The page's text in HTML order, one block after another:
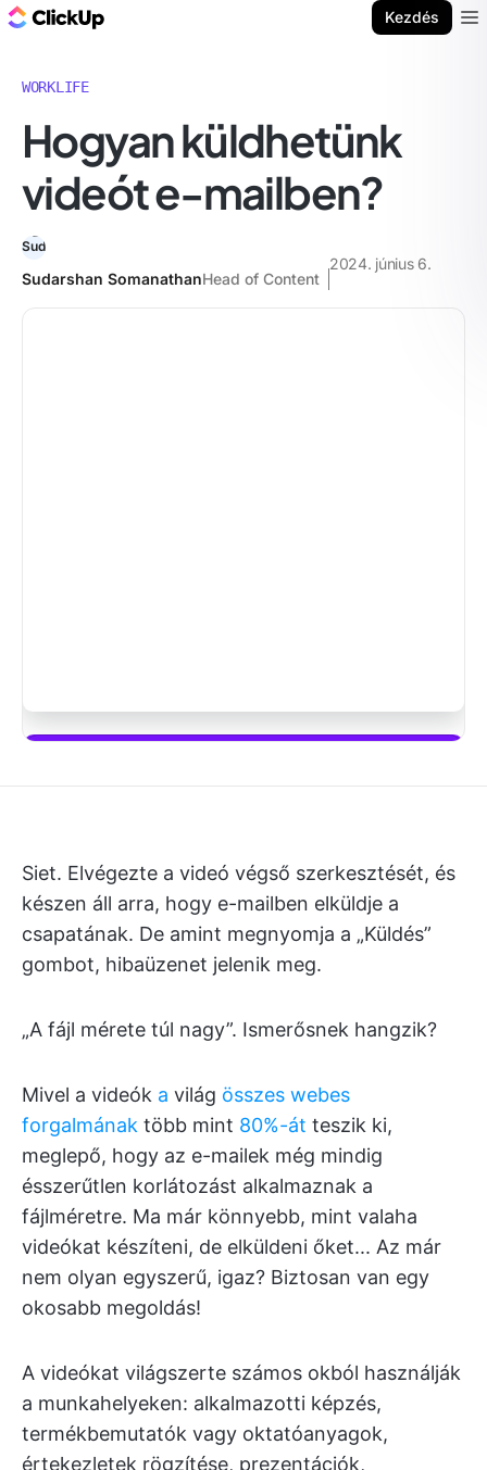
Kezdés
WORKLIFE
Hogyan küldhetünk
videót e-mailben?
Sudarshan SomanathanHead of Content
2024. június 6.
Siet. Elvégezte a videó végső szerkesztését, és
készen áll arra, hogy e-mailben elküldje a
csapatának. De amint megnyomja a „Küldés”
gombot, hibaüzenet jelenik meg.
„A fájl mérete túl nagy”. Ismerősnek hangzik?
Mivel a videók a világ összes webes
forgalmának több mint 80%-át teszik ki,
meglepő, hogy az e-mailek még mindig
ésszerűtlen korlátozást alkalmaznak a
fájlméretre. Ma már könnyebb, mint valaha
videókat készíteni, de elküldeni őket... Az már
nem olyan egyszerű, igaz? Biztosan van egy
okosabb megoldás!
A videókat világszerte számos okból használják
a munkahelyeken: alkalmazotti képzés,
termékbemutatók vagy oktatóanyagok,
értekezletek rögzítése, prezentációk,